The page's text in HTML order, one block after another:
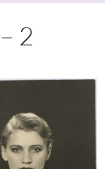
2